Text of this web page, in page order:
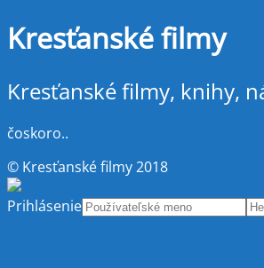
Kresťanské filmy
Kresťanské filmy, knihy,
čoskoro..
© Kresťanské filmy 2018
Prihlásenie